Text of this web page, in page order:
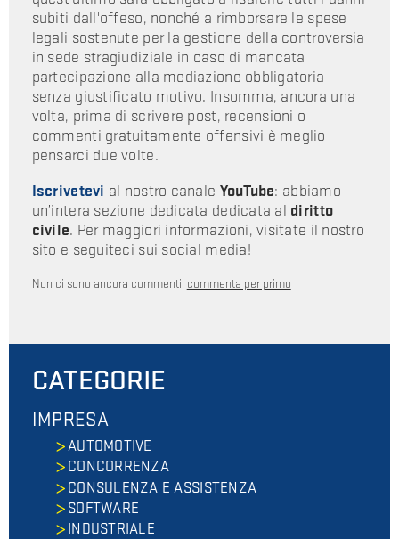
subiti dall'offeso, nonché a rimborsare le spese
legali sostenute per la gestione della controversia
in sede stragiudiziale in caso di mancata
partecipazione alla mediazione obbligatoria
senza giustificato motivo. Insomma, ancora una
volta, prima di scrivere post, recensioni o
commenti gratuitamente offensivi è meglio
pensarci due volte.
Iscrivetevi al nostro canale YouTube: abbiamo
un’intera sezione dedicata dedicata al diritto
civile. Per maggiori informazioni, visitate il nostro
sito e seguiteci sui social media!
Non ci sono ancora commenti: commenta per primo
CATEGORIE
IMPRESA
AUTOMOTIVE
CONCORRENZA
CONSULENZA E ASSISTENZA
SOFTWARE
INDUSTRIALE